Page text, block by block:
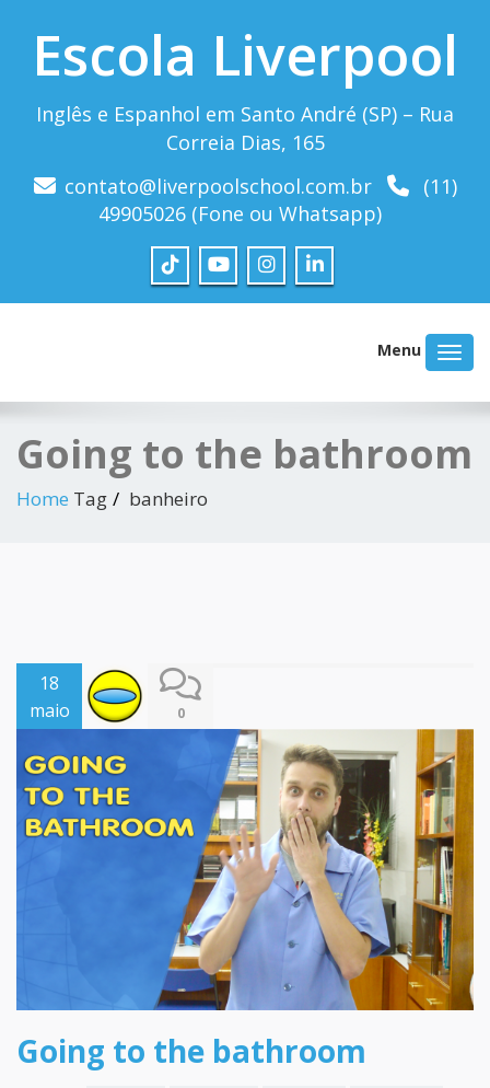
Escola Liverpool
Inglês e Espanhol em Santo André (SP) – Rua
Correia Dias, 165
contato@liverpoolschool.com.br
(11)
49905026 (Fone ou Whatsapp)
Menu
Going to the bathroom
Home Tag banheiro
18
maio
0
Going to the bathroom